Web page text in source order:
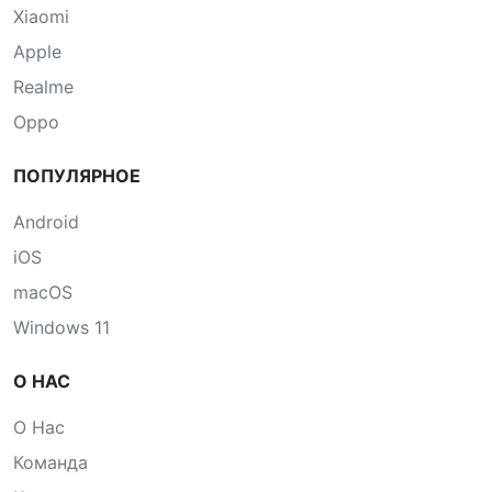
Xiaomi
Apple
Realme
Oppo
ПОПУЛЯРНОЕ
Android
iOS
macOS
Windows 11
О НАС
О Нас
Команда